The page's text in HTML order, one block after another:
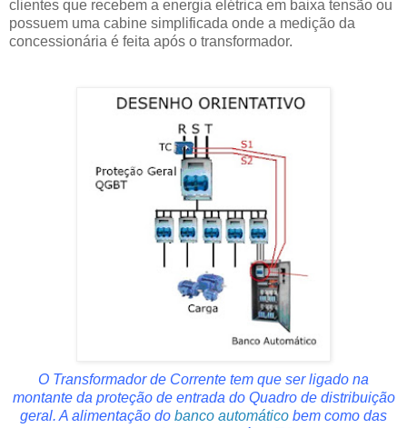
clientes que recebem a energia elétrica em baixa tensão ou
possuem uma cabine simplificada onde a medição da
concessionária é feita após o transformador.
O Transformador de Corrente tem que ser ligado na
montante da proteção de entrada do Quadro de distribuição
geral. A alimentação do banco automático bem como das